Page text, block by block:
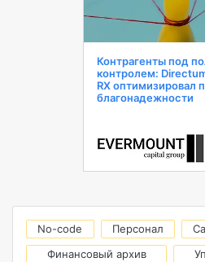
Контрагенты под
контролем:
RX оптимизировал
благонадежности
No-code Персонал
Финансовый архив